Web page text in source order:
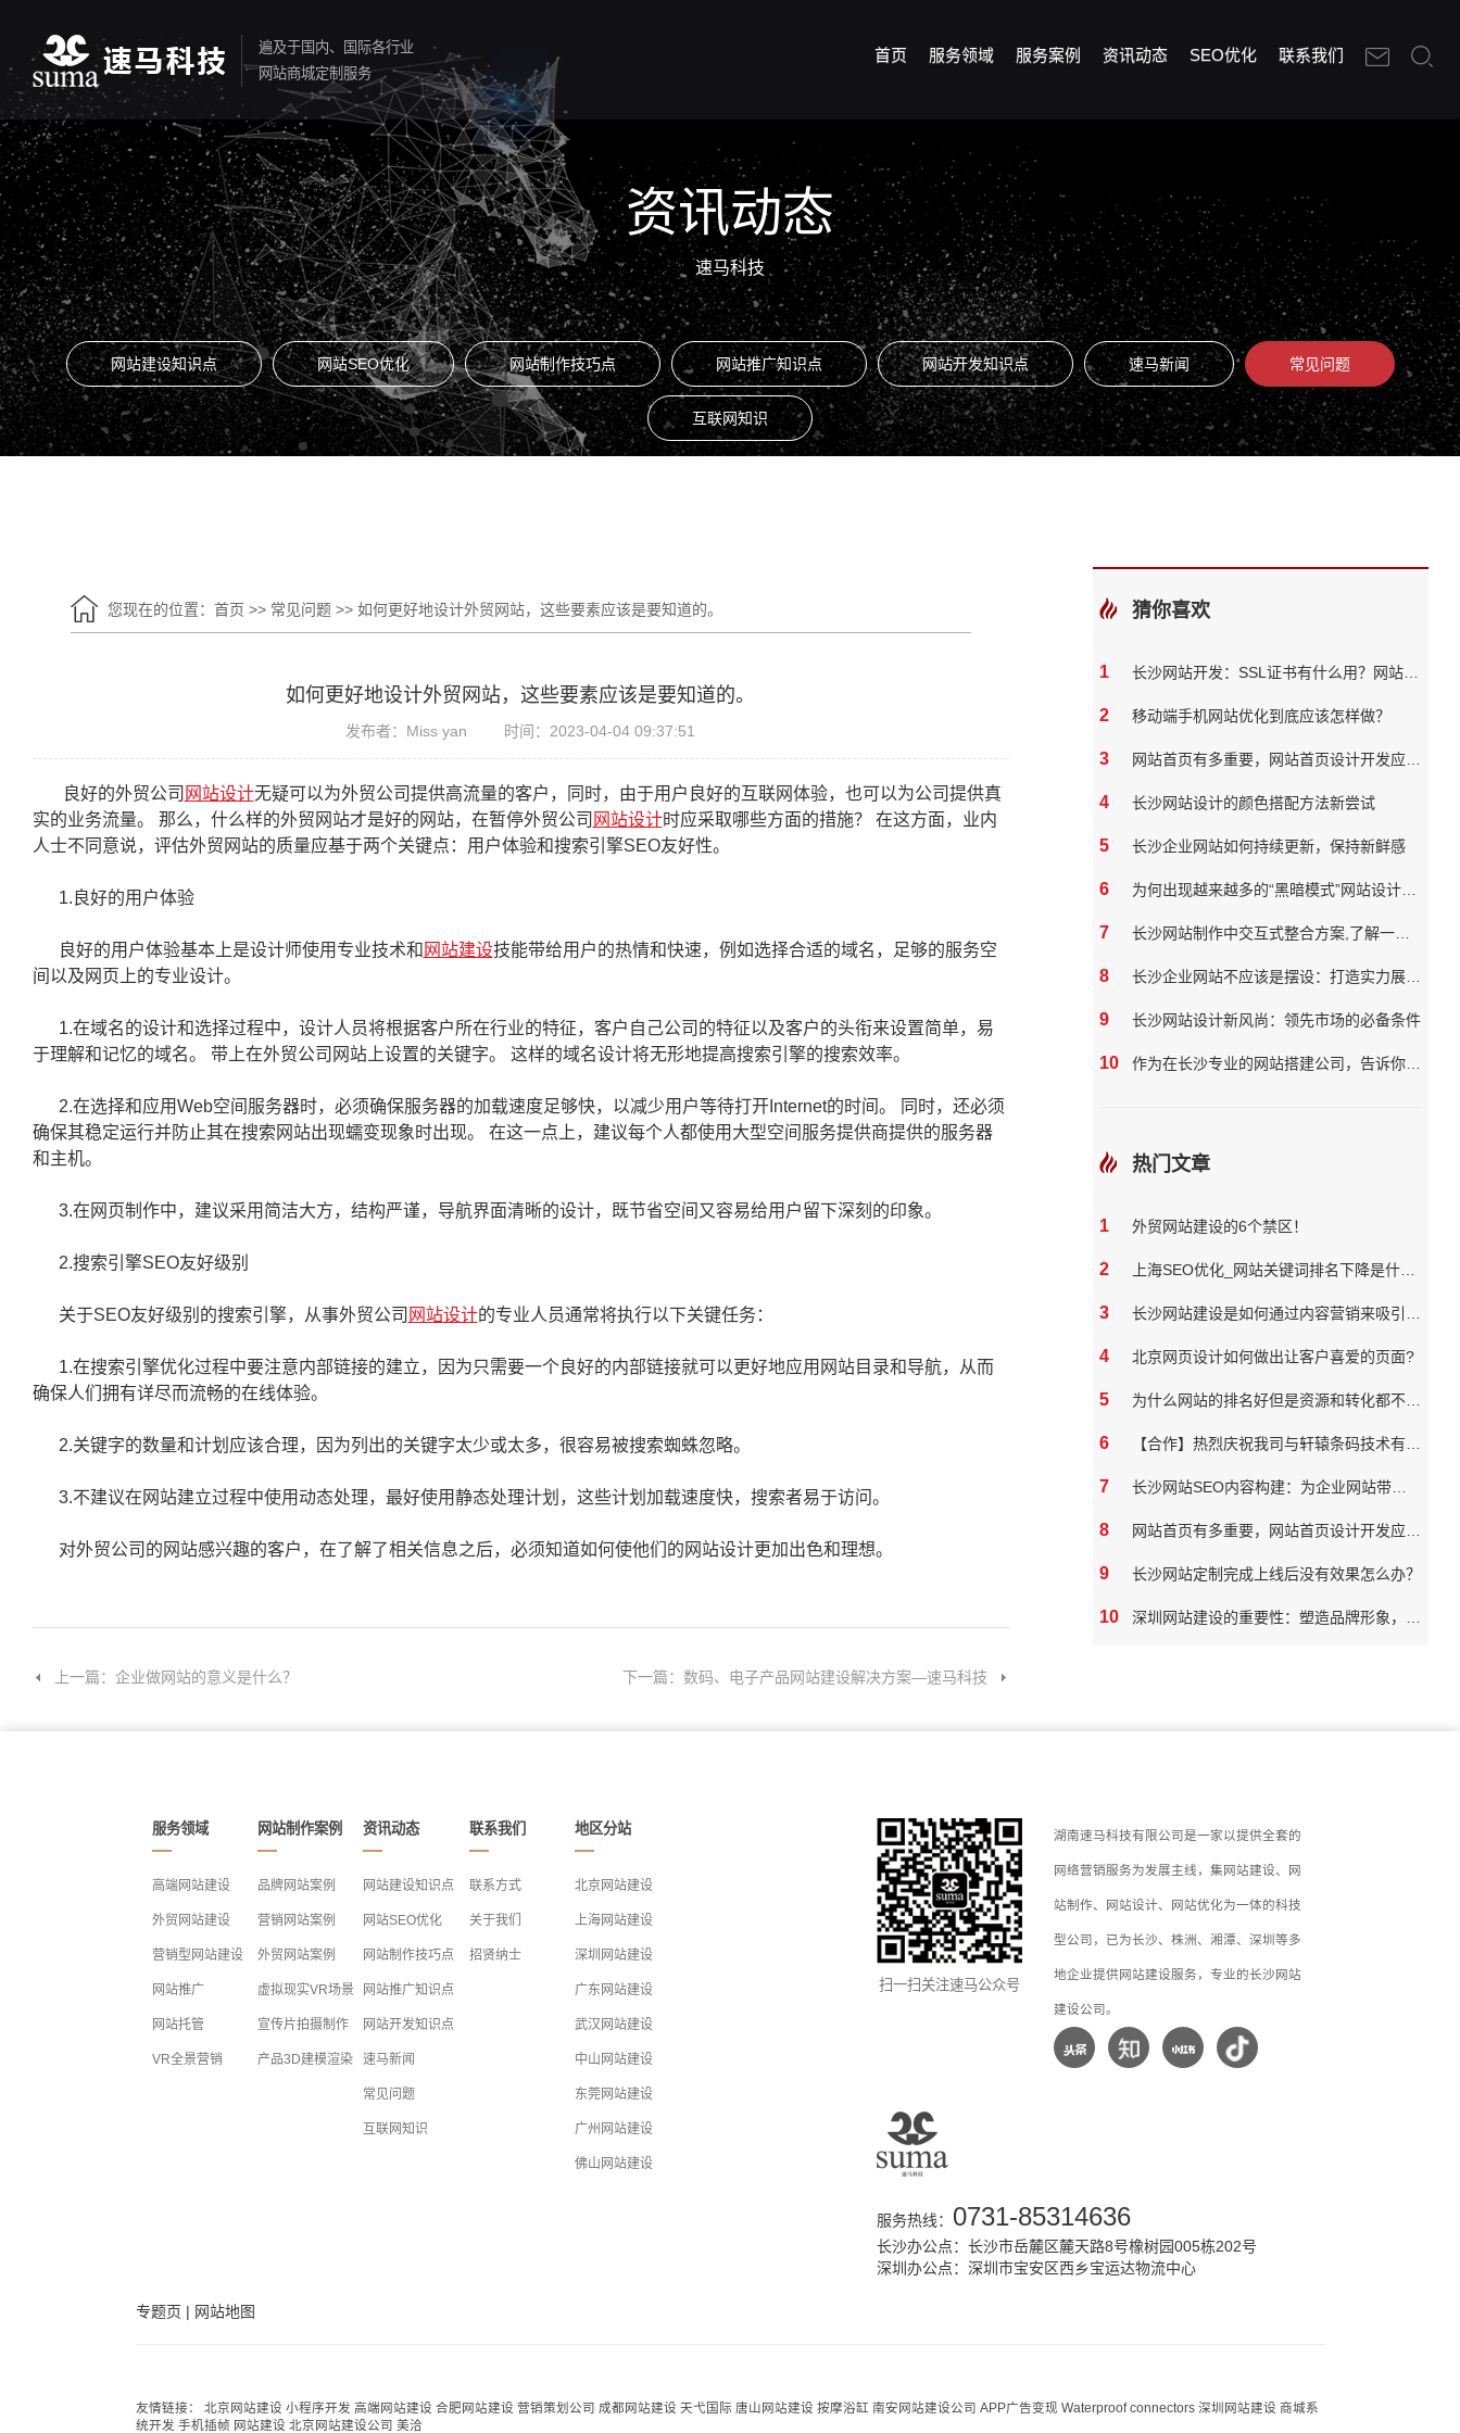
遍及于国内、国际各行业
网站商城定制服务
首页 服务领域 服务案例 资讯动态 SEO优化 联系我们
资讯动态
速马科技
网站建设知识点 网站SEO优化 网站制作技巧点 网站推广知识点 网站开发知识点 速马新闻 常见问题
互联网知识
您现在的位置： 首页 >> 常见问题 >> 如何更好地设计外贸网站，这些要素应该是要知道的。
如何更好地设计外贸网站，这些要素应该是要知道的。
发布者：Miss yan 时间：2023-04-04 09:37:51
良好的外贸公司 网站设计无疑可以为外贸公司提供高流量的客户，同时，由于用户良好的互联网体验，也可以为公司提供真
实的业务流量。 那么，什么样的外贸网站才是好的网站，在暂停外贸公司 网站设计时应采取哪些方面的措施？ 在这方面，业内
人士不同意说，评估外贸网站的质量应基于两个关键点：用户体验和搜索引擎SEO友好性。
1.良好的用户体验
良好的用户体验基本上是设计师使用专业技术和 网站建设技能带给用户的热情和快速，例如选择合适的域名，足够的服务空
间以及网页上的专业设计。
1.在域名的设计和选择过程中，设计人员将根据客户所在行业的特征，客户自己公司的特征以及客户的头衔来设置简单，易
于理解和记忆的域名。 带上在外贸公司网站上设置的关键字。 这样的域名设计将无形地提高搜索引擎的搜索效率。
2.在选择和应用Web空间服务器时，必须确保服务器的加载速度足够快，以减少用户等待打开Internet的时间。 同时，还必须
确保其稳定运行并防止其在搜索网站出现蠕变现象时出现。 在这一点上，建议每个人都使用大型空间服务提供商提供的服务器
和主机。
3.在网页制作中，建议采用简洁大方，结构严谨，导航界面清晰的设计，既节省空间又容易给用户留下深刻的印象。
2.搜索引擎SEO友好级别
关于SEO友好级别的搜索引擎，从事外贸公司 网站设计的专业人员通常将执行以下关键任务：
1.在搜索引擎优化过程中要注意内部链接的建立，因为只需要一个良好的内部链接就可以更好地应用网站目录和导航，从而
确保人们拥有详尽而流畅的在线体验。
2.关键字的数量和计划应该合理，因为列出的关键字太少或太多，很容易被搜索蜘蛛忽略。
3.不建议在网站建立过程中使用动态处理，最好使用静态处理计划，这些计划加载速度快，搜索者易于访问。
对外贸公司的网站感兴趣的客户，在了解了相关信息之后，必须知道如何使他们的网站设计更加出色和理想。
上一篇：企业做网站的意义是什么？ 下一篇：数码、电子产品网站建设解决方案—速马科技
猜你喜欢
1
2 移动端手机网站优化到底应该怎样做？
3
4 长沙网站设计的颜色搭配方法新尝试
5 长沙企业网站如何持续更新，保持新鲜感
6
7
8
9 长沙网站设计新风尚：领先市场的必备条件
10
热门文章
1 外贸网站建设的6个禁区！
2
3
4 北京网页设计如何做出让客户喜爱的页面?
5
6
7
8
9 长沙网站定制完成上线后没有效果怎么办？
10
服务领域
高端网站建设
外贸网站建设
营销型网站建设
网站推广
网站托管
VR全景营销
网站制作案例
品牌网站案例
营销网站案例
外贸网站案例
虚拟现实VR场景
宣传片拍摄制作
产品3D建模渲染
资讯动态
网站建设知识点
网站SEO优化
网站制作技巧点
网站推广知识点
网站开发知识点
速马新闻
常见问题
互联网知识
联系我们
联系方式
关于我们
招贤纳士
地区分站
北京网站建设
上海网站建设
深圳网站建设
广东网站建设
武汉网站建设
中山网站建设
东莞网站建设
广州网站建设
佛山网站建设
扫一扫关注速马公众号
湖南速马科技有限公司是一家以提供全套的
网络营销服务为发展主线，集网站建设、网
站制作、网站设计、网站优化为一体的科技
型公司，已为长沙、株洲、湘潭、深圳等多
地企业提供网站建设服务，专业的长沙网站
建设公司。
服务热线： 0731-85314636
长沙办公点：长沙市岳麓区麓天路8号橡树园005栋202号
深圳办公点：深圳市宝安区西乡宝运达物流中心
专题页 | 网站地图
友情链接： 北京网站建设 小程序开发 高端网站建设 合肥网站建设 营销策划公司 成都网站建设 天弋国际 唐山网站建设 按摩浴缸 南安网站建设公司 APP广告变现 Waterproof connectors 深圳网站建设 商城系
统开发 手机插帧 网站建设 北京网站建设公司 美洽